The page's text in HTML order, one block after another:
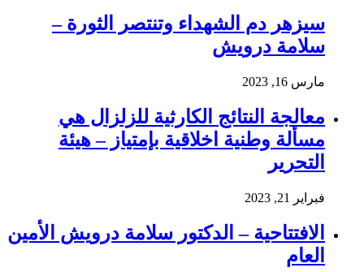
سيزهر دم الشهداء وتنتصر الثورة –
سلامة درويش
مارس 16, 2023
معالجة النتائج الكارثية للزلزال هي
مسألة وطنية اخلاقية بإمتياز – هيئة
التحرير
فبراير 21, 2023
الافتتاحية – الدكتور سلامة درويش الأمين
العام